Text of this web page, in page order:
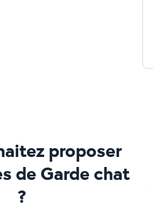
proposer
de Garde chat
?